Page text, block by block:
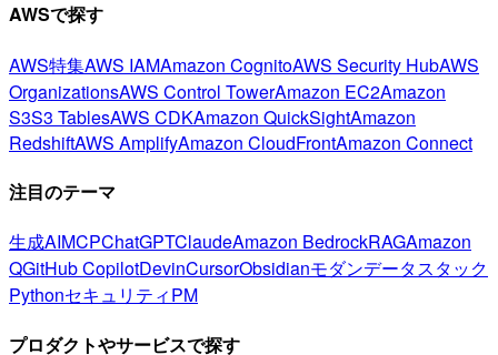
AWSで探す
AWS特集AWS IAMAmazon CognitoAWS Security HubAWS
OrganizationsAWS Control TowerAmazon EC2Amazon
S3S3 TablesAWS CDKAmazon QuickSightAmazon
RedshiftAWS AmplifyAmazon CloudFrontAmazon Connect
注目のテーマ
生成AIMCPChatGPTClaudeAmazon BedrockRAGAmazon
QGitHub CopilotDevinCursorObsidianモダンデータスタック
PythonセキュリティPM
プロダクトやサービスで探す